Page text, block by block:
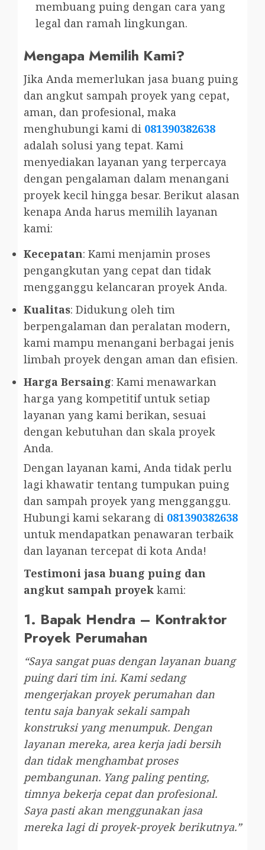
membuang puing dengan cara yang
legal dan ramah lingkungan.
Mengapa Memilih Kami?
Jika Anda memerlukan jasa buang puing
dan angkut sampah proyek yang cepat,
aman, dan profesional, maka
menghubungi kami di 081390382638
adalah solusi yang tepat. Kami
menyediakan layanan yang terpercaya
dengan pengalaman dalam menangani
proyek kecil hingga besar. Berikut alasan
kenapa Anda harus memilih layanan
kami:
Kecepatan: Kami menjamin proses
pengangkutan yang cepat dan tidak
mengganggu kelancaran proyek Anda.
Kualitas: Didukung oleh tim
berpengalaman dan peralatan modern,
kami mampu menangani berbagai jenis
limbah proyek dengan aman dan efisien.
Harga Bersaing: Kami menawarkan
harga yang kompetitif untuk setiap
layanan yang kami berikan, sesuai
dengan kebutuhan dan skala proyek
Anda.
Dengan layanan kami, Anda tidak perlu
lagi khawatir tentang tumpukan puing
dan sampah proyek yang mengganggu.
Hubungi kami sekarang di 081390382638
untuk mendapatkan penawaran terbaik
dan layanan tercepat di kota Anda!
Testimoni jasa buang puing dan
angkut sampah proyek kami:
1. Bapak Hendra – Kontraktor
Proyek Perumahan
“Saya sangat puas dengan layanan buang
puing dari tim ini. Kami sedang
mengerjakan proyek perumahan dan
tentu saja banyak sekali sampah
konstruksi yang menumpuk. Dengan
layanan mereka, area kerja jadi bersih
dan tidak menghambat proses
pembangunan. Yang paling penting,
timnya bekerja cepat dan profesional.
Saya pasti akan menggunakan jasa
mereka lagi di proyek-proyek berikutnya.”